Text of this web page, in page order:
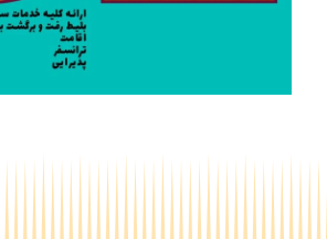
تماس بگیرید